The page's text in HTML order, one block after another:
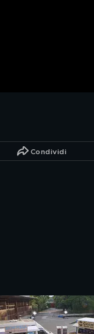
Condividi